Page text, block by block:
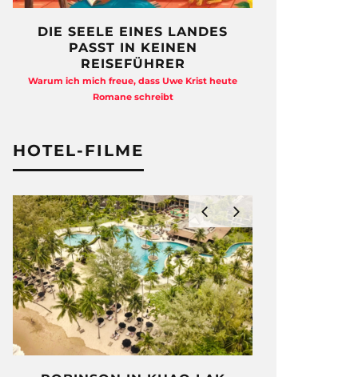
DIE SEELE EINES LANDES
PASST IN KEINEN
REISEFÜHRER
Warum ich mich freue, dass Uwe Krist heute
Romane schreibt
HOTEL-FILME